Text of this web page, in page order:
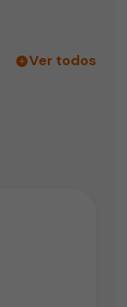
Ver todos